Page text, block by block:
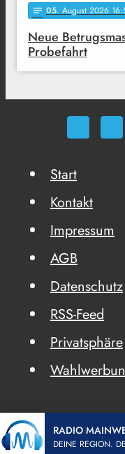
notes 05. August 2026
Neue
Probefahrt
Start
Kontakt
Impressum
AGB
Datenschutz
RSS-Feed
Privatsphäre
RADIO
DEINE REGION.